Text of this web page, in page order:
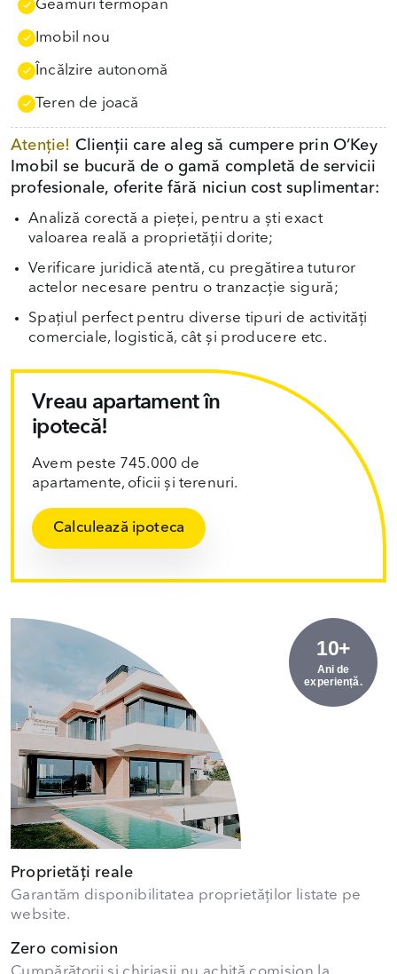
Geamuri termopan
Imobil nou
Încălzire autonomă
Teren de joacă
Atenție! Clienții care aleg să cumpere prin O’Key
Imobil se bucură de o gamă completă de servicii
profesionale, oferite fără niciun cost suplimentar:
Analiză corectă a pieței, pentru a ști exact
valoarea reală a proprietății dorite;
Verificare juridică atentă, cu pregătirea tuturor
actelor necesare pentru o tranzacție sigură;
Spațiul perfect pentru diverse tipuri de activități
comerciale, logistică, cât și producere etc.
Vreau apartament în
ipotecă!
Avem peste 745.000 de
apartamente, oficii și terenuri.
Calculează ipoteca
10+
Ani de
experiență.
Proprietăți reale
Garantăm disponibilitatea proprietăților listate pe
website.
Zero comision